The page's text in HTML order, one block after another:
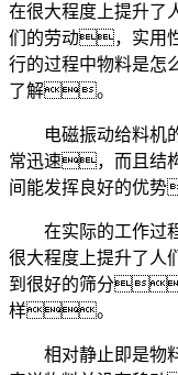
在很大程度上提升
们的劳动，实用
行的过程中物料是怎
了解。
电磁振动给料机
常迅速，而且
间能发挥良好的优
在实际的工作过
很大程度上提升了
到很好的筛分
样。
相对静止即是物